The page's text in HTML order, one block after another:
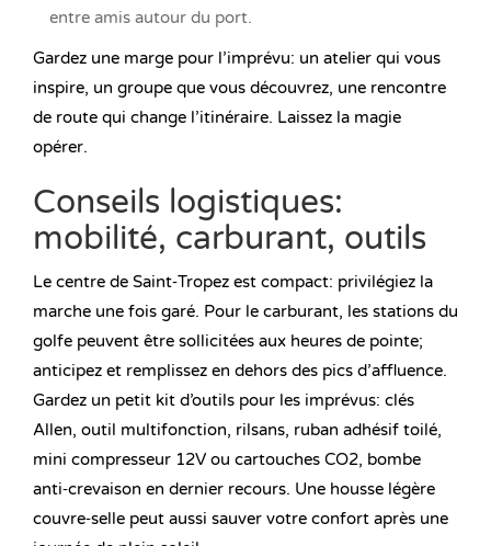
entre amis autour du port.
Gardez une marge pour l’imprévu: un atelier qui vous
inspire, un groupe que vous découvrez, une rencontre
de route qui change l’itinéraire. Laissez la magie
opérer.
Conseils logistiques:
mobilité, carburant, outils
Le centre de Saint‑Tropez est compact: privilégiez la
marche une fois garé. Pour le carburant, les stations du
golfe peuvent être sollicitées aux heures de pointe;
anticipez et remplissez en dehors des pics d’affluence.
Gardez un petit kit d’outils pour les imprévus: clés
Allen, outil multifonction, rilsans, ruban adhésif toilé,
mini compresseur 12V ou cartouches CO2, bombe
anti‑crevaison en dernier recours. Une housse légère
couvre‑selle peut aussi sauver votre confort après une